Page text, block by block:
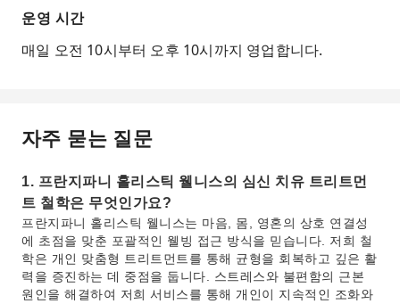
운영 시간
매일 오전 10시부터 오후 10시까지 영업합니다.
자주 묻는 질문
1. 프란지파니 홀리스틱 웰니스의 심신 치유 트리트먼
트 철학은 무엇인가요?
프란지파니 홀리스틱 웰니스는 마음, 몸, 영혼의 상호 연결성
에 초점을 맞춘 포괄적인 웰빙 접근 방식을 믿습니다. 저희 철
학은 개인 맞춤형 트리트먼트를 통해 균형을 회복하고 깊은 활
력을 증진하는 데 중점을 둡니다. 스트레스와 불편함의 근본
원인을 해결하여 저희 서비스를 통해 개인이 지속적인 조화와